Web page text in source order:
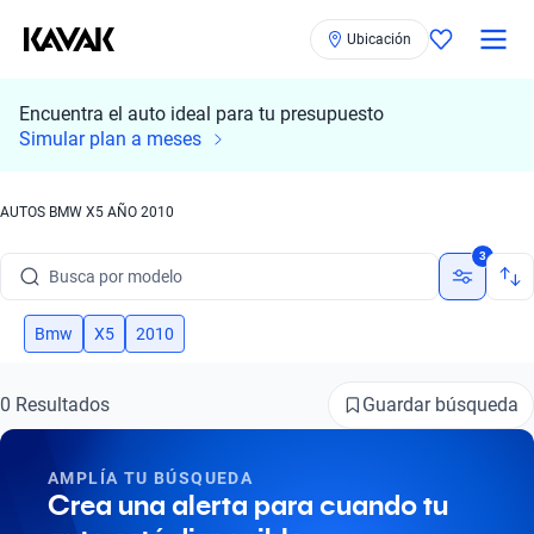
Ubicación
Encuentra el auto ideal para tu presupuesto
Simular plan a meses
AUTOS BMW X5 AÑO 2010
Busca por modelo
Busca por versión
Busca por marca
Busca por modelo
3
Bmw X5 2010
0 Resultados Guardar búsqueda
AMPLÍA TU BÚSQUEDA
Crea una alerta para cuando tu